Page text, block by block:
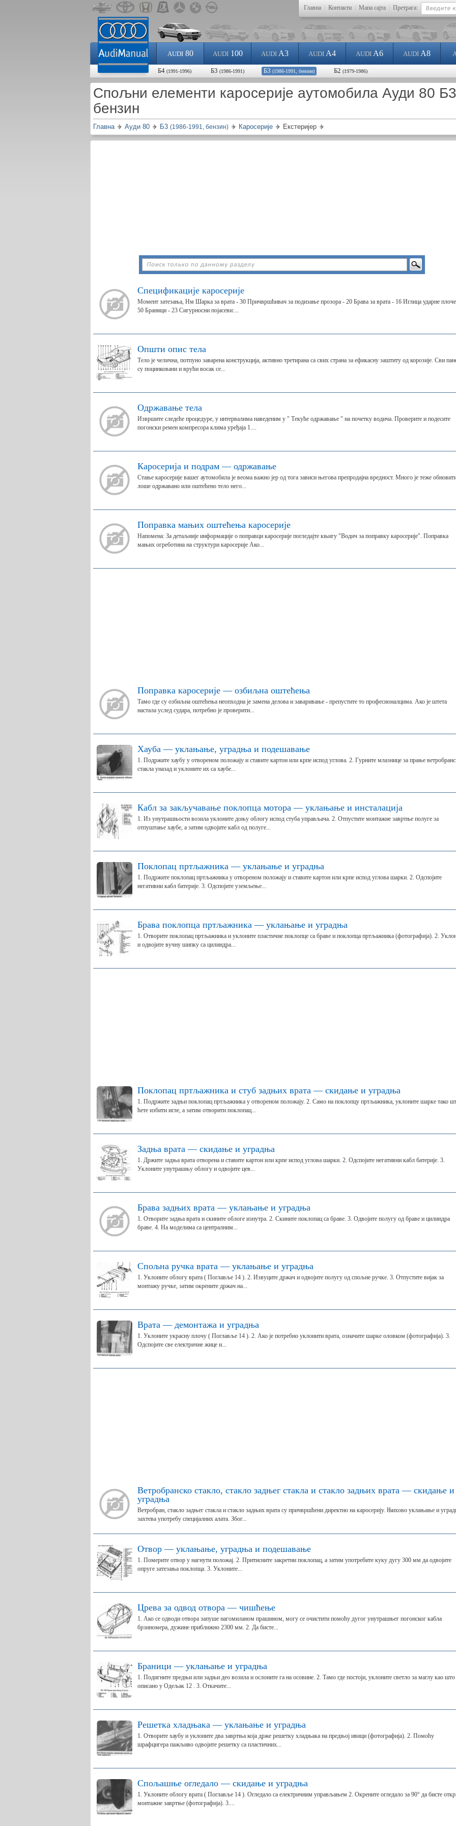
Главна Контакти Мапа сајта Претрага:
AUDI80 AUDI100 AUDI A3 AUDI A4 AUDI A6 AUDI A8
Б4 (1991-1996) Б3 (1986-1991) Б3 (1986-1991, бензин) Б2 (1979-1986)
Спољни елементи каросерије аутомобила Ауди 80
бензин
Главна Ауди 80 Б3 (1986-1991, бензин) Каросерије Екстеријер
Спецификације каросерије
Момент затезања, Нм Шарка за врата - 30 Причвршћивач за подизање прозора - 20 Брава за врата - 16 Иглица ударне
50 Браници - 23 Сигурносни појасеви:...
Општи опис тела
Тело је челична, потпуно заварена конструкција, активно третирана са свих страна за ефикасну заштиту од корозије. Сви
су поцинковани и врући восак се...
Одржавање тела
Извршите следеће процедуре, у интервалима наведеним у " Текуће одржавање " на почетку водича. Проверите и подесите
погонски ремен компресора клима уређаја 1....
Каросерија и подрам — одржавање
Стање каросерије вашег аутомобила је веома важно јер од тога зависи његова препродајна вредност. Много је теже
лоше одржавано или оштећено тело него...
Поправка мањих оштећења каросерије
Напомена: За детаљније информације о поправци каросерије погледајте књигу "Водич за поправку каросерије". Поправка
мањих огреботина на структури каросерије Ако...
Поправка каросерије — озбиљна оштећења
Тамо где су озбиљна оштећења неопходна је замена делова и заваривање - препустите то професионалцима. Ако је штета
настала услед судара, потребно је проверити...
Хауба — уклањање, уградња и подешавање
1. Подржите хаубу у отвореном положају и ставите картон или крпе испод углова. 2. Гурните млазнице за прање
стакла уназад и уклоните их са хаубе...
Кабл за закључавање поклопца мотора — уклањање и инсталација
1. Из унутрашњости возила уклоните доњу облогу испод стуба управљача. 2. Отпустите монтажне завртње полуге за
отпуштање хаубе, а затим одвојите кабл од полуге...
Поклопац пртљажника — уклањање и уградња
1. Подржите поклопац пртљажника у отвореном положају и ставите картон или крпе испод углова шарки. 2. Одспојите
негативни кабл батерије. 3. Одспојите уземљење...
Брава поклопца пртљажника — уклањање и уградња
1. Отворите поклопац пртљажника и уклоните пластичне поклопце са браве и поклопца пртљажника (фотографија). 2.
и одвојите вучну шипку са цилиндра...
Поклопац пртљажника и стуб задњих врата — скидање и уградња
1. Подржите задњи поклопац пртљажника у отвореном положају. 2. Само на поклопцу пртљажника, уклоните шарке тако
ћете избити игле, а затим отворити поклопац...
Задња врата — скидање и уградња
1. Држите задња врата отворена и ставите картон или крпе испод углова шарки. 2. Одспојите негативни кабл батерије. 3.
Уклоните унутрашњу облогу и одвојите цев...
Брава задњих врата — уклањање и уградња
1. Отворите задња врата и скините облоге изнутра. 2. Скините поклопац са браве. 3. Одвојите полугу од браве и цилиндра
браве. 4. На моделима са централним...
Спољна ручка врата — уклањање и уградња
1. Уклоните облогу врата ( Поглавље 14 ). 2. Извуците држач и одвојите полугу од спољне ручке. 3. Отпустите вијак за
монтажу ручке, затим окрените држач на...
Врата — демонтажа и уградња
1. Уклоните украсну плочу ( Поглавље 14 ). 2. Ако је потребно уклонити врата, означите шарке оловком (фотографија). 3.
Одспојите све електричне жице и...
Ветробранско стакло, стакло задњег стакла и стакло задњих врата — скидање и
уградња
Ветробран, стакло задњег стакла и стакло задњих врата су причвршћени директно на каросерију. Њихово уклањање и
захтева употребу специјалних алата. Због...
Отвор — уклањање, уградња и подешавање
1. Померите отвор у нагнути положај. 2. Притисните закретни поклопац, а затим употребите куку дугу 300 мм да одвојите
опруге затезања поклопца. 3. Уклоните...
Црева за одвод отвора — чишћење
1. Ако се одводи отвора запуше нагомиланом прашином, могу се очистити помоћу дугог унутрашњег погонског кабла
брзиномера, дужине приближно 2300 мм. 2. Да бисте...
Браници — уклањање и уградња
1. Подигните предњи или задњи део возила и ослоните га на осовине. 2. Тамо где постоји, уклоните светло за маглу као што
описано у Одељак 12 . 3. Откачите...
Решетка хладњака — уклањање и уградња
1. Отворите хаубу и уклоните два завртња која држе решетку хладњака на предњој ивици (фотографија). 2. Помоћу
шрафцигера пажљиво одвојите решетку са пластичних...
Спољашње огледало — скидање и уградња
1. Уклоните облогу врата ( Поглавље 14 ). Огледало са електричним управљањем 2. Окрените огледало за 90° да бисте
монтажне завртње (фотографија). 3....